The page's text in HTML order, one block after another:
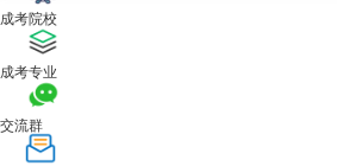
成考院校
成考专业
交流群